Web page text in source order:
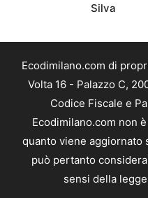
Silva
Ecodimilano.com di
Volta 16 - Palazzo C,
Codice Fiscale e
Ecodimilano.com non
quanto viene aggiornato
può pertanto
sensi della